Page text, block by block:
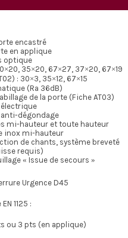
encastré
en applique
optique
35×20, 67×27, 37×20, 67×19
: 30×3, 35×12, 67×15
(Ra 36dB)
de la porte (Fiche AT03)
électrique
dégondage
mi-hauteur et toute hauteur
inox mi-hauteur
de chants, système breveté
requis)
« Issue de secours »
Urgence D45
1125 :
ou 3 pts (en applique)